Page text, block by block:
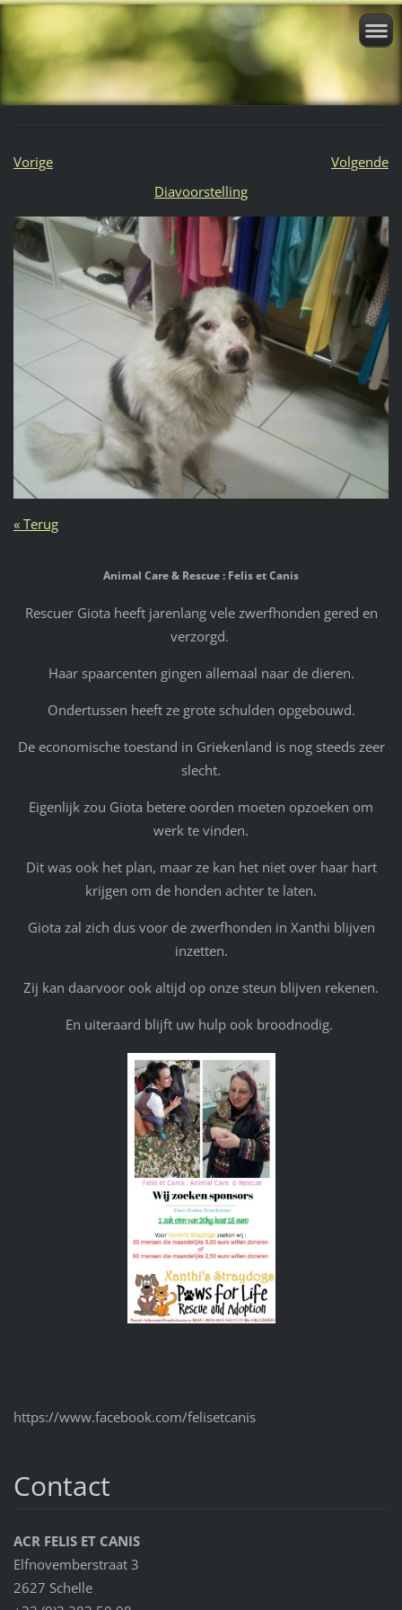
Vorige
Volgende
Diavoorstelling
« Terug
Animal Care & Rescue : Felis et Canis
Rescuer Giota heeft jarenlang vele zwerfhonden gered en
verzorgd.
Haar spaarcenten gingen allemaal naar de dieren.
Ondertussen heeft ze grote schulden opgebouwd.
De economische toestand in Griekenland is nog steeds zeer
slecht.
Eigenlijk zou Giota betere oorden moeten opzoeken om
werk te vinden.
Dit was ook het plan, maar ze kan het niet over haar hart
krijgen om de honden achter te laten.
Giota zal zich dus voor de zwerfhonden in Xanthi blijven
inzetten.
Zij kan daarvoor ook altijd op onze steun blijven rekenen.
En uiteraard blijft uw hulp ook broodnodig.
https://www.facebook.com/felisetcanis
Contact
ACR FELIS ET CANIS
Elfnovemberstraat 3
2627 Schelle